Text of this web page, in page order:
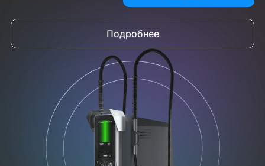
Подробнее